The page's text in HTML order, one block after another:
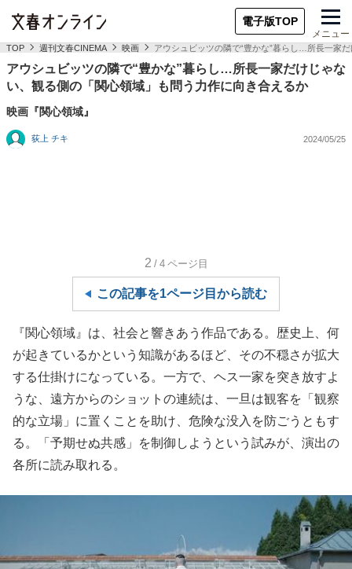
電子版TOP
メニュー
TOP 週刊文春CINEMA 映画 アウシュビッツの隣で“豊かな”暮らし…所長一家
アウシュビッツの隣で“豊かな”暮らし…所長一家だけじゃな
い、観る側の「関心領域」も問う力作に向き合えるか
映画『関心領域』
荻上 チキ 2024/05/25
2 /4 ページ目
この記事を1ページ目から読む
『関心領域』は、社会と響きあう作品である。歴史上、何
が起きているかという知識があるほど、その不穏さが拡大
する仕掛けになっている。一方で、ヘス一家を突き放すよ
うな、遠方からのショットの連続は、一旦は観客を「観察
的な立場」に置くことを助け、危険な没入を防ごうともす
る。「予期せぬ共感」を制御しようという試みが、演出の
各所に読み取れる。